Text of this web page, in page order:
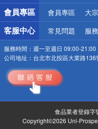
會員專區 會員專區 大
客服中心 常見問題 服
服務時間： 週一至週日 09:00-
公司地址： 台北市北投區大業路136
食品業者登錄
Copyright©2026 Uni-